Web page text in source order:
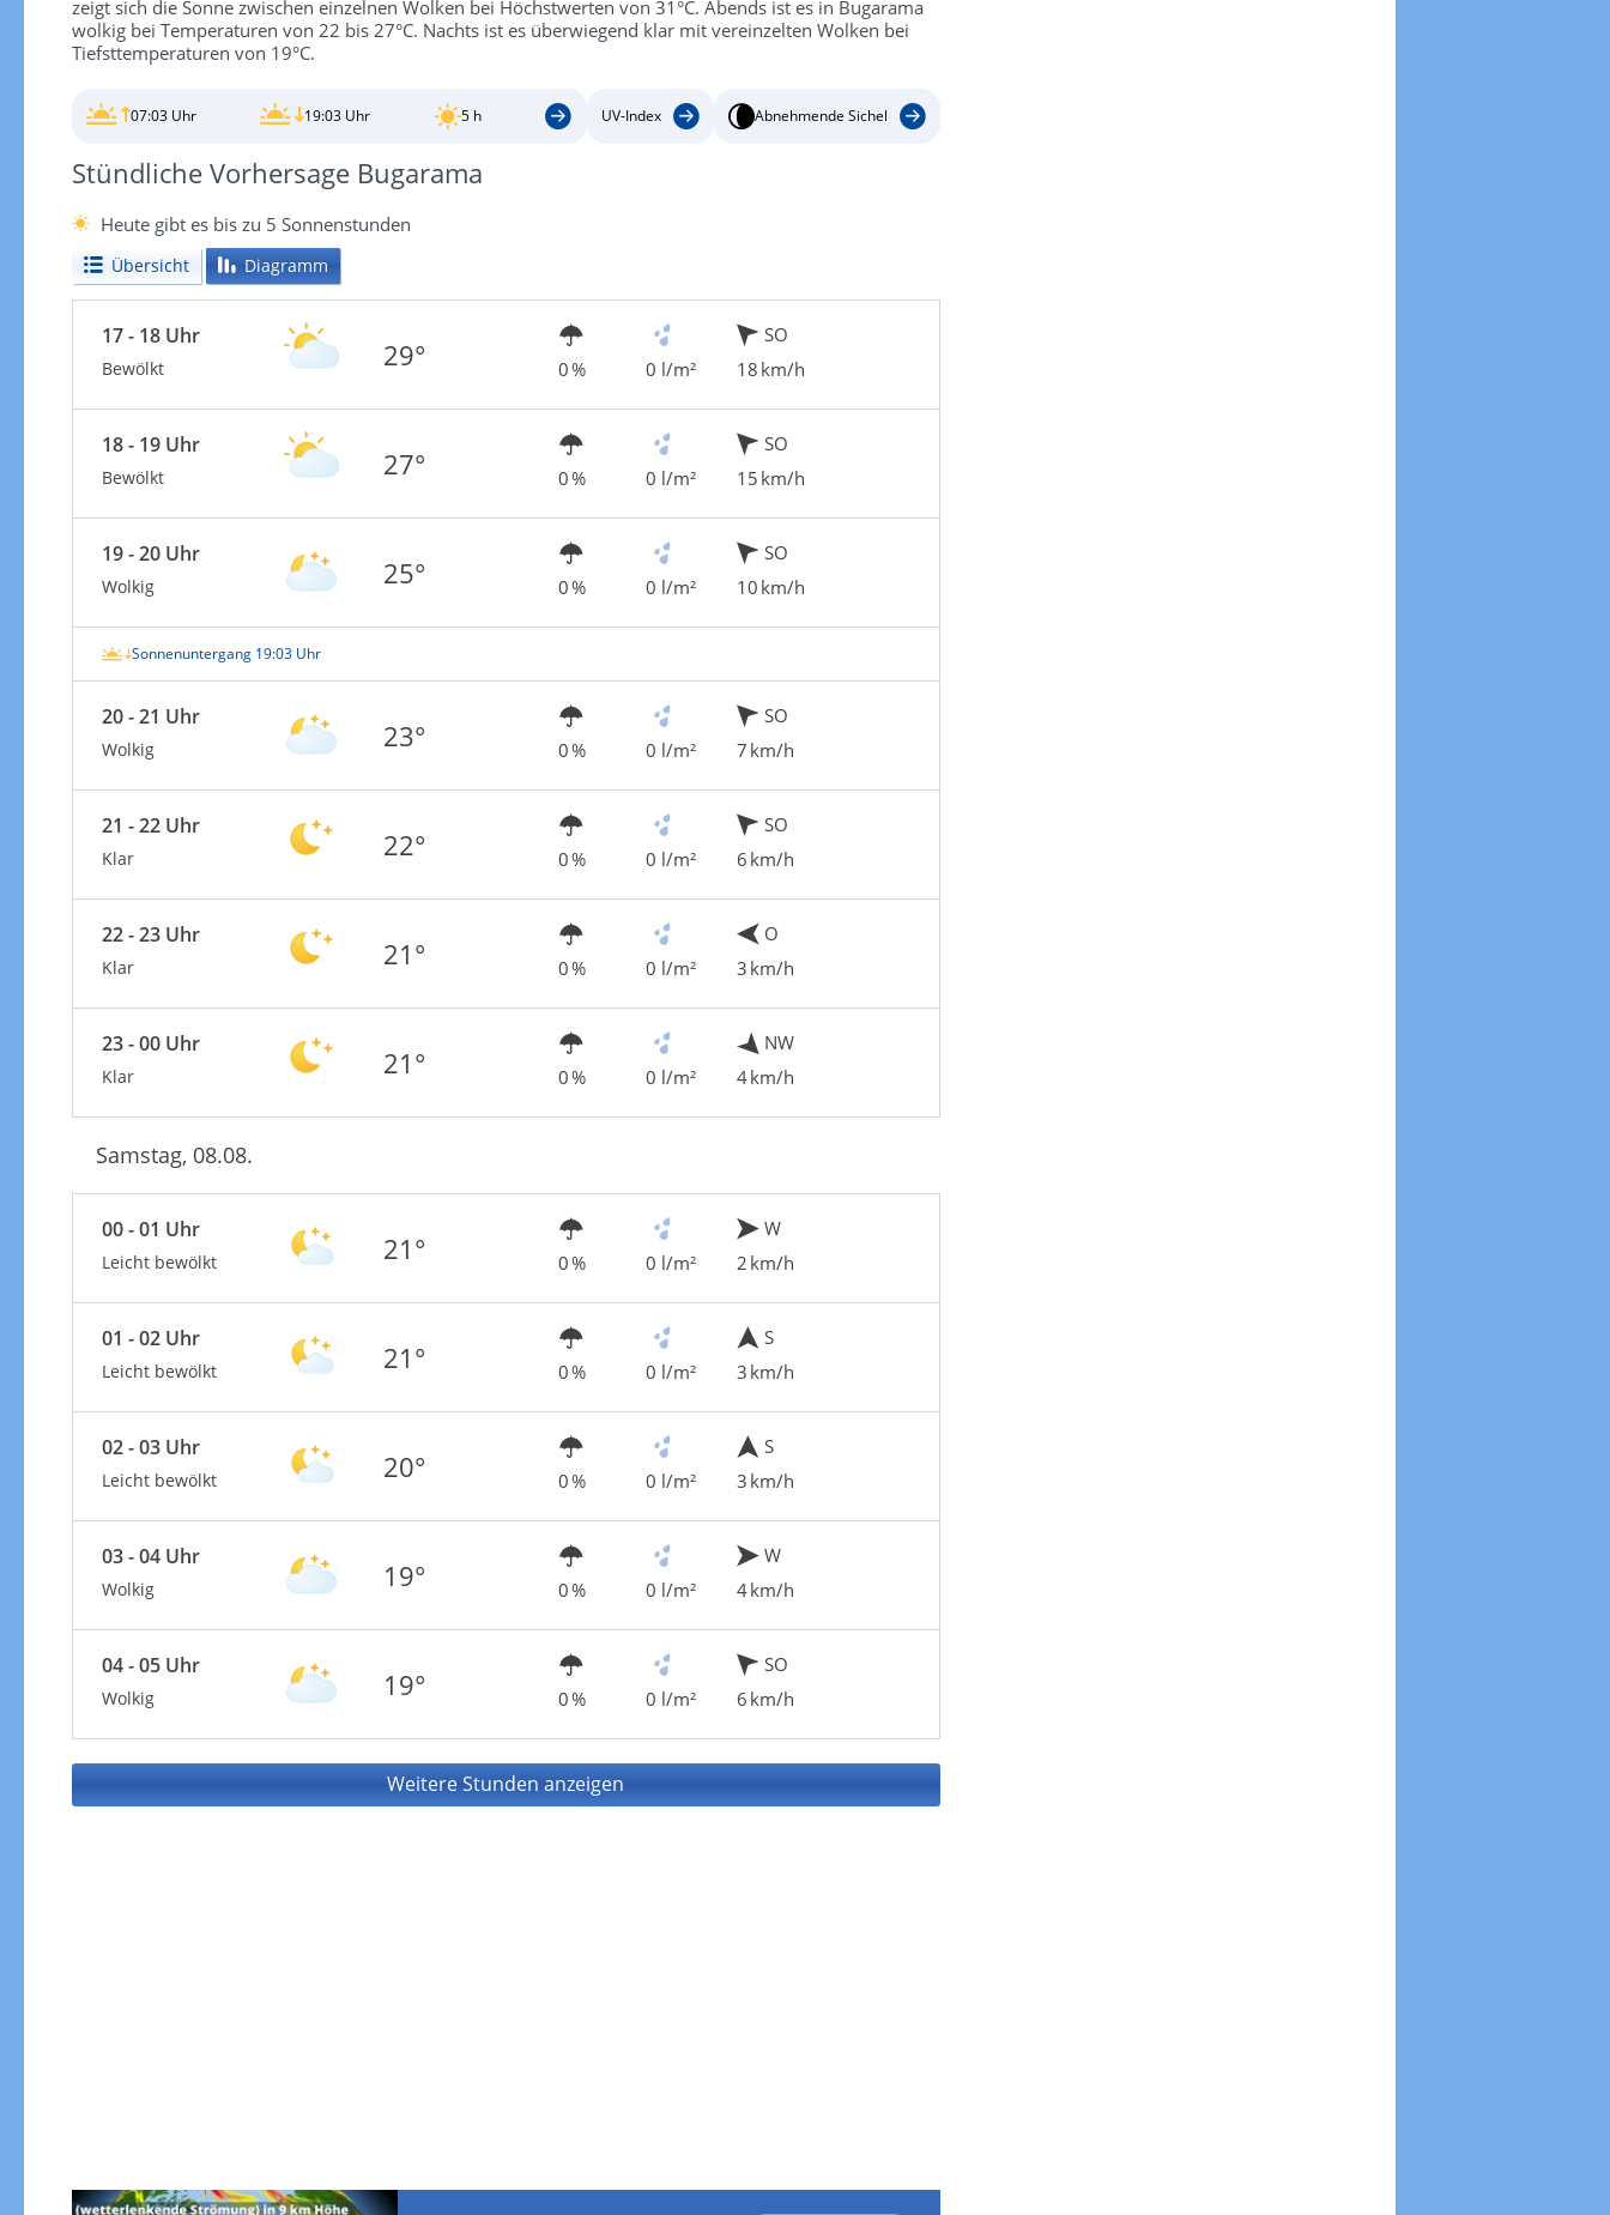
zeigt sich die Sonne zwischen einzelnen Wolken bei Höchstwerten von 31°C. Abends ist es in Bugarama
wolkig bei Temperaturen von 22 bis 27°C. Nachts ist es überwiegend klar mit vereinzelten Wolken bei
Tiefsttemperaturen von 19°C.
07:03 Uhr 19:03 Uhr 5 h UV-Index Abnehmende Sichel
Stündliche Vorhersage Bugarama
Heute gibt es bis zu 5 Sonnenstunden
Übersicht Diagramm
17 - 18 Uhr
Bewölkt 29° 0 % 0 l/m²
SO
18 km/h
18 - 19 Uhr
Bewölkt 27° 0 % 0 l/m²
SO
15 km/h
19 - 20 Uhr
Wolkig 25° 0 % 0 l/m²
SO
10 km/h
Sonnenuntergang 19:03 Uhr
20 - 21 Uhr
Wolkig 23° 0 % 0 l/m²
SO
7 km/h
21 - 22 Uhr
Klar 22° 0 % 0 l/m²
SO
6 km/h
22 - 23 Uhr
Klar 21° 0 % 0 l/m²
O
3 km/h
23 - 00 Uhr
Klar 21° 0 % 0 l/m²
NW
4 km/h
Samstag, 08.08.
00 - 01 Uhr
Leicht bewölkt 21° 0 % 0 l/m²
W
2 km/h
01 - 02 Uhr
Leicht bewölkt 21° 0 % 0 l/m²
S
3 km/h
02 - 03 Uhr
Leicht bewölkt 20° 0 % 0 l/m²
S
3 km/h
03 - 04 Uhr
Wolkig 19° 0 % 0 l/m²
W
4 km/h
04 - 05 Uhr
Wolkig 19° 0 % 0 l/m²
SO
6 km/h
Weitere Stunden anzeigen